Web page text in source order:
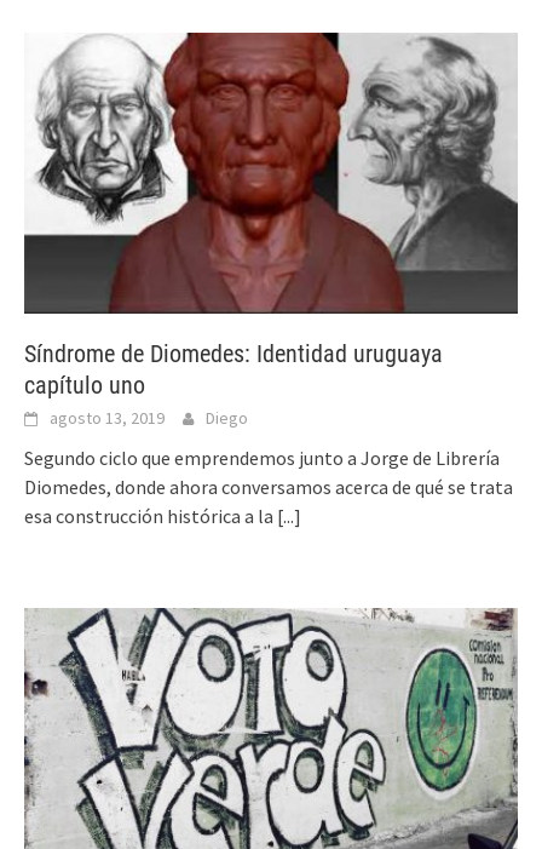
Síndrome de Diomedes: Identidad uruguaya
capítulo uno
agosto 13, 2019 Diego
Segundo ciclo que emprendemos junto a Jorge de Librería
Diomedes, donde ahora conversamos acerca de qué se trata
esa construcción histórica a la [...]